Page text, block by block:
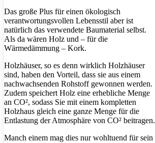
Das große Plus für einen ökologisch
verantwortungsvollen Lebensstil aber ist
natürlich das verwendete Baumaterial selbst.
Als da wären Holz und – für die
Wärmedämmung – Kork.
Holzhäuser, so es denn wirklich Holzhäuser
sind, haben den Vorteil, dass sie aus einem
nachwachsenden Rohstoff gewonnen werden.
Zudem speichert Holz eine erhebliche Menge
an CO², sodass Sie mit einem kompletten
Holzhaus gleich eine ganze Menge für die
Entlastung der Atmosphäre von CO² beitragen.
Manch einem mag dies nur wohltuend für sein